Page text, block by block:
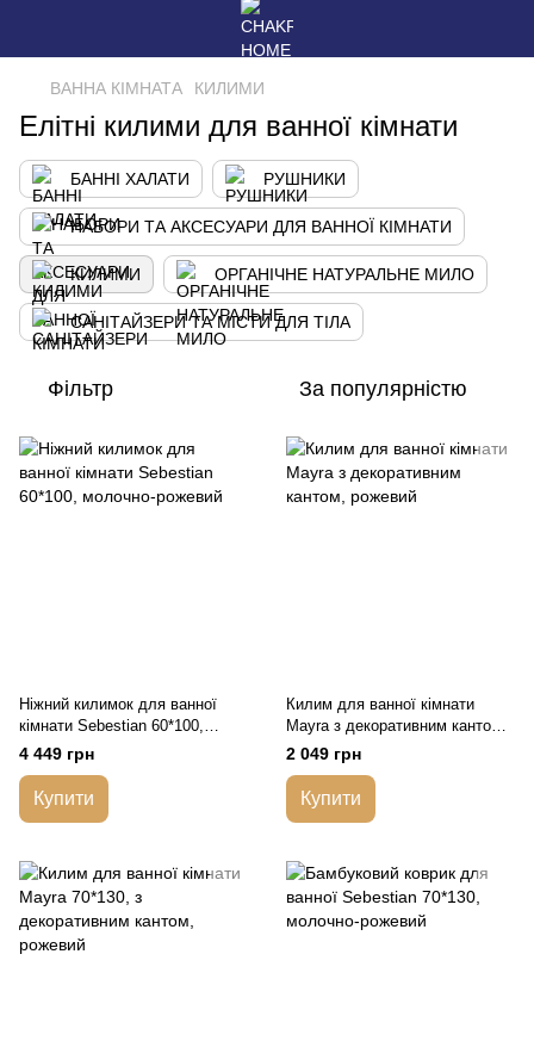
ВАННА КІМНАТА КИЛИМИ
Елітні килими для ванної кімнати
БАННІ ХАЛАТИ РУШНИКИ
НАБОРИ ТА АКСЕСУАРИ ДЛЯ ВАННОЇ КІМНАТИ
КИЛИМИ ОРГАНІЧНЕ НАТУРАЛЬНЕ МИЛО
САНІТАЙЗЕРИ ТА МІСТИ ДЛЯ ТІЛА
Фільтр За популярністю
Ніжний килимок для ванної
кімнати Sebestian 60*100,
молочно-рожевий
4 449 грн
Купити
Килим для ванної кімнати
Mayra з декоративним кантом,
рожевий
2 049 грн
Купити